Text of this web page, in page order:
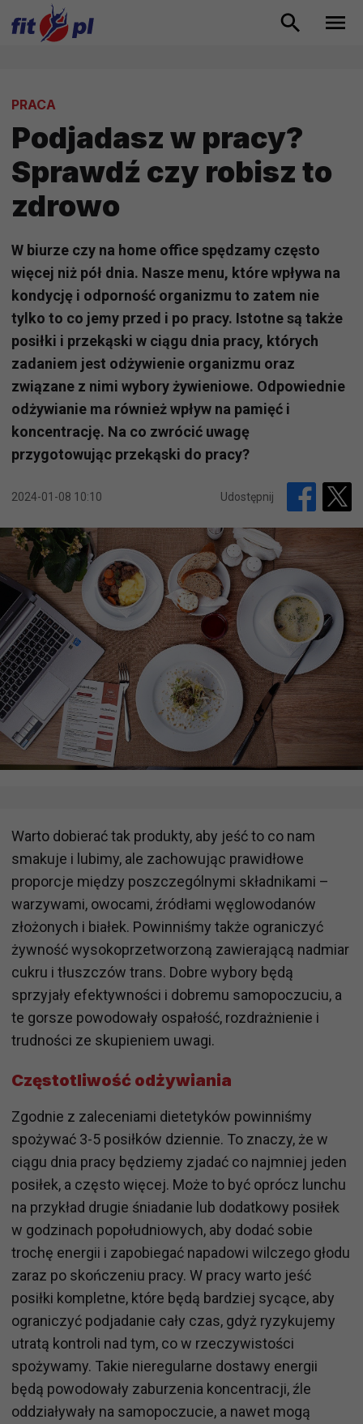
PRACA
Podjadasz w pracy?
Sprawdź czy robisz to
zdrowo
W biurze czy na home office spędzamy często
więcej niż pół dnia. Nasze menu, które wpływa na
kondycję i odporność organizmu to zatem nie
tylko to co jemy przed i po pracy. Istotne są także
posiłki i przekąski w ciągu dnia pracy, których
zadaniem jest odżywienie organizmu oraz
związane z nimi wybory żywieniowe. Odpowiednie
odżywianie ma również wpływ na pamięć i
koncentrację. Na co zwrócić uwagę
przygotowując przekąski do pracy?
2024-01-08 10:10 Udostępnij
Warto dobierać tak produkty, aby jeść to co nam
smakuje i lubimy, ale zachowując prawidłowe
proporcje między poszczególnymi składnikami –
warzywami, owocami, źródłami węglowodanów
złożonych i białek. Powinniśmy także ograniczyć
żywność wysokoprzetworzoną zawierającą nadmiar
cukru i tłuszczów trans. Dobre wybory będą
sprzyjały efektywności i dobremu samopoczuciu, a
te gorsze powodowały ospałość, rozdrażnienie i
trudności ze skupieniem uwagi.
Częstotliwość odżywiania
Zgodnie z zaleceniami dietetyków powinniśmy
spożywać 3-5 posiłków dziennie. To znaczy, że w
ciągu dnia pracy będziemy zjadać co najmniej jeden
posiłek, a często więcej. Może to być oprócz lunchu
na przykład drugie śniadanie lub dodatkowy posiłek
w godzinach popołudniowych, aby dodać sobie
trochę energii i zapobiegać napadowi wilczego głodu
zaraz po skończeniu pracy. W pracy warto jeść
posiłki kompletne, które będą bardziej sycące, aby
ograniczyć podjadanie cały czas, gdyż ryzykujemy
utratą kontroli nad tym, co w rzeczywistości
spożywamy. Takie nieregularne dostawy energii
będą powodowały zaburzenia koncentracji, źle
oddziaływały na samopoczucie, a nawet mogą